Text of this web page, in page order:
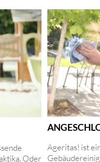
Oder
Ageritas! ist